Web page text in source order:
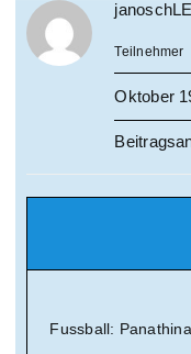
janoschLE
Teilnehmer
Oktober
Fussball: